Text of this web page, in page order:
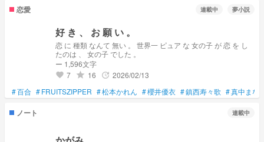
恋愛 連載中 夢小説
好 き 、 お 願 い 。
恋 に 種類 なんて 無い 。 世界一 ピュア な 女の子 が 恋 を し
たのは 、 女の子 でした 。
ー 1,596文字
favorite 7 grade 16 update 2026/02/13
#百合 #FRUITSZIPPER #松本かれん #櫻井優衣 #鎮西寿々歌 #真中まな
ノート 連載中